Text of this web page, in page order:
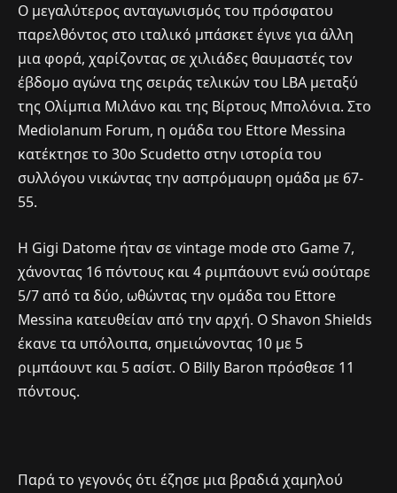
Ο μεγαλύτερος ανταγωνισμός του πρόσφατου
παρελθόντος στο ιταλικό μπάσκετ έγινε για άλλη
μια φορά, χαρίζοντας σε χιλιάδες θαυμαστές τον
έβδομο αγώνα της σειράς τελικών του LBA μεταξύ
της Ολίμπια Μιλάνο και της Βίρτους Μπολόνια. Στο
Mediolanum Forum, η ομάδα του Ettore Messina
κατέκτησε το 30ο Scudetto στην ιστορία του
συλλόγου νικώντας την ασπρόμαυρη ομάδα με 67-
55.
Η Gigi Datome ήταν σε vintage mode στο Game 7,
χάνοντας 16 πόντους και 4 ριμπάουντ ενώ σούταρε
5/7 από τα δύο, ωθώντας την ομάδα του Ettore
Messina κατευθείαν από την αρχή. Ο Shavon Shields
έκανε τα υπόλοιπα, σημειώνοντας 10 με 5
ριμπάουντ και 5 ασίστ. Ο Billy Baron πρόσθεσε 11
πόντους.
Παρά το γεγονός ότι έζησε μια βραδιά χαμηλού